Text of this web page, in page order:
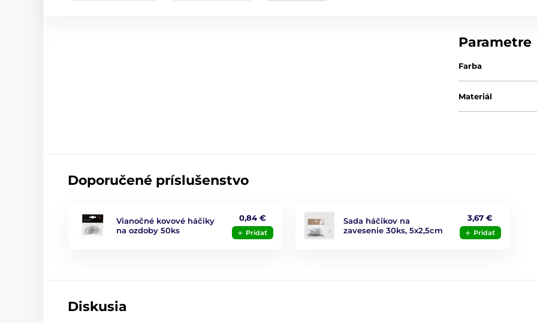
Parametre
Farba
Materiál
Doporučené príslušenstvo
Vianočné kovové háčiky
na ozdoby 50ks
0,84 €
Pridať
Sada háčikov na
zavesenie 30ks, 5x2,5cm
3,67 €
Pridať
Diskusia